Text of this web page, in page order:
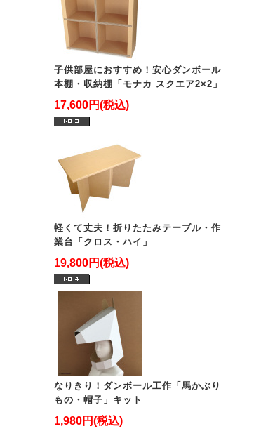
子供部屋におすすめ！安心ダンボール
本棚・収納棚「モナカ スクエア2×2」
17,600円(税込)
軽くて丈夫！折りたたみテーブル・作
業台「クロス・ハイ」
19,800円(税込)
なりきり！ダンボール工作「馬かぶり
もの・帽子」キット
1,980円(税込)